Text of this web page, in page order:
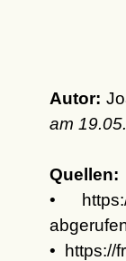
Autor:
am
Quellen:
•
• https://